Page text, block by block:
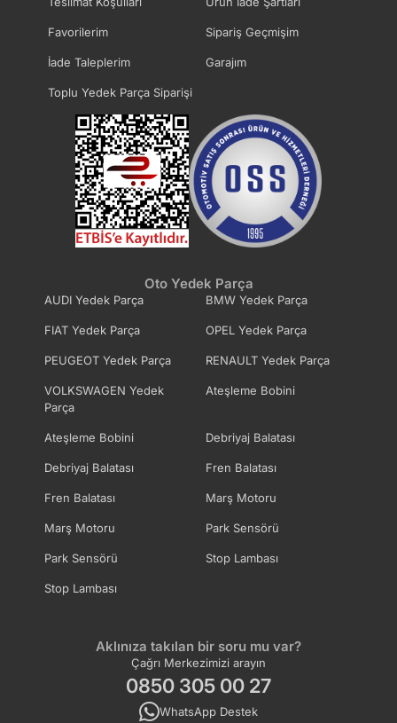
Favorilerim Sipariş Geçmişim
İade Taleplerim Garajım
Toplu Yedek Parça Siparişi
Oto Yedek Parça
AUDI Yedek Parça BMW Yedek Parça
FIAT Yedek Parça OPEL Yedek Parça
PEUGEOT Yedek Parça RENAULT Yedek Parça
VOLKSWAGEN Yedek
Parça
Ateşleme Bobini
Ateşleme Bobini Debriyaj Balatası
Debriyaj Balatası Fren Balatası
Fren Balatası Marş Motoru
Marş Motoru Park Sensörü
Park Sensörü Stop Lambası
Stop Lambası
Aklınıza takılan bir soru mu var?
Çağrı Merkezimizi arayın
0850 305 00 27
WhatsApp Destek